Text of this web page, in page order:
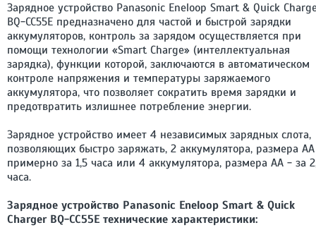
Зарядное устройство Panasonic Eneloop Smart & Quick
BQ-CC55E предназначено для частой и быстрой зарядки
аккумуляторов, контроль за зарядом осуществляется при
помощи технологии «Smart Charge» (интеллектуальная
зарядка), функции которой, заключаются в автоматическом
контроле напряжения и температуры заряжаемого
аккумулятора, что позволяет сократить время зарядки и
предотвратить излишнее потребление энергии.
Зарядное устройство имеет 4 независимых зарядных слота,
позволяющих быстро заряжать, 2 аккумулятора, размера
примерно за 1,5 часа или 4 аккумулятора, размера AA - за
часа.
Зарядное устройство Panasonic Eneloop Smart & Quick
Charger BQ-CC55E технические характеристики: